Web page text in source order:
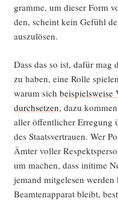
gram­me, um die­ser Form
den, scheint kein Gefühl
auszulösen.
Dass das so ist, dafür mag
zu haben, eine Rol­le
war­um sich bei­spiels­wei­se
durch­set­zen, dazu
aller öffent­li­cher Erre­gung
des Staats­ver­trau­en. Wer
Ämter vol­ler
um machen, dass ini­ti­me
jemand mit­ge­le­sen
Beam­ten­ap­pa­rat bleibt,